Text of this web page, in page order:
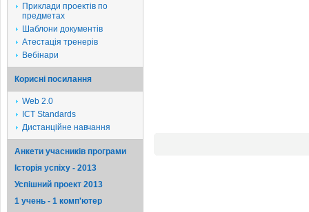
Приклади проектів по
предметах
Шаблони документів
Атестація тренерів
Вебінари
Корисні посилання
Web 2.0
ICT Standards
Дистанційне навчання
Анкети учасників програми
Історія успіху - 2013
Успішний проект 2013
1 учень - 1 комп'ютер